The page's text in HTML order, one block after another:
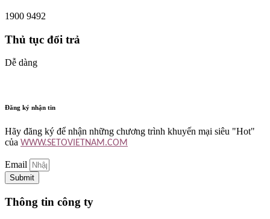
1900 9492
Thủ tục đổi trả
Dễ dàng
Đăng ký nhận tin
Hãy đăng ký để nhận những chương trình khuyến mại siêu "Hot"
của WWW.SETOVIETNAM.COM
Email
Submit
Thông tin công ty